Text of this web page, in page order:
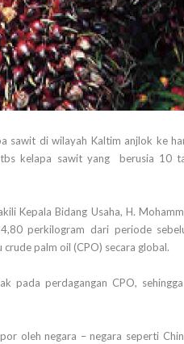
sawit di wilayah Kaltim anjlok ke
kelapa sawit yang berusia 10
Kepala Bidang Usaha, H.
perkilogram dari periode
palm oil (CPO) secara global.
pada perdagangan CPO,
oleh negara – negara seperti